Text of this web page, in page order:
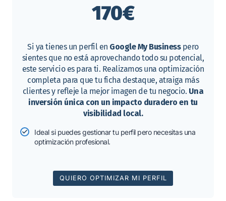
170€
Si ya tienes un perfil en Google My Businesspero
sientes que no está aprovechando todo su potencial,
este servicio es para ti. Realizamos una optimización
completa para que tu ficha destaque, atraiga más
clientes y refleje la mejor imagen de tu negocio. Una
inversión única con un impacto duradero en tu
visibilidad local.
Ideal si puedes gestionar tu perfil pero necesitas una
optimización profesional.
QUIERO OPTIMIZAR MI PERFIL